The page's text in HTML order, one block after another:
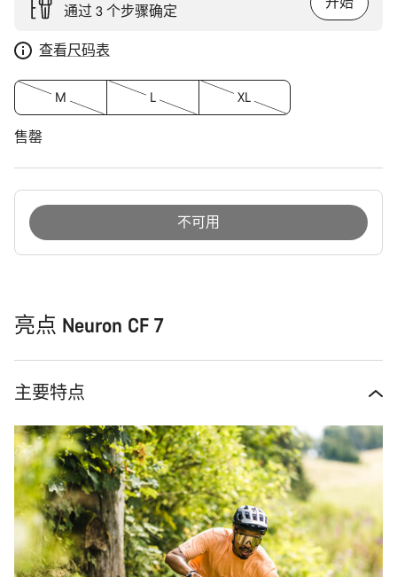
通过 3 个步骤确定
查看尺码表
M L XL
售罄
不可用
由
亮点 Neuron CF 7
主要特点